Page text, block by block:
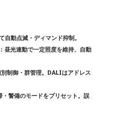
動点滅・ディマンド抑制。
連動で一定照度を維持、自動
制御・群管理。DALIはアドレス
警備のモードをプリセット。誤